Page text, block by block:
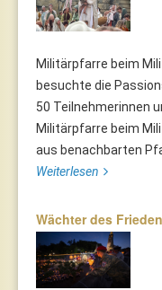
Militärpfarre beim
besuchte die
50 Teilnehmerinnen
Militärpfarre beim
aus benachbarten
Weiterlesen
Wächter des